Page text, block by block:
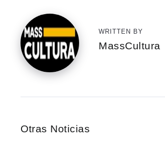
WRITTEN BY
MassCultura
Otras Noticias